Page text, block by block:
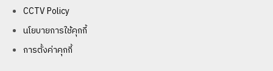
CCTV Policy
นโยบายการใช้คุกกี้
การตั้งค่าคุกกี้